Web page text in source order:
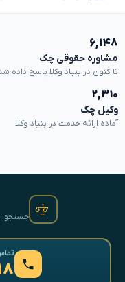
۶,۱۴۸
مشاوره حقوقی چک
تا کنون در بنیاد وکلا پاسخ داده
۲,۳۱۰
وکیل چک
آماده ارائه خدمت در بنیاد وکلا
جستجو،